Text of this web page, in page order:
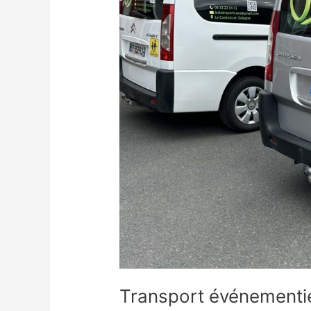
Transport